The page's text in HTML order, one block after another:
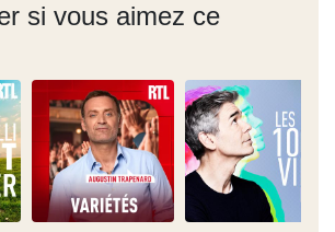
si vous aimez ce